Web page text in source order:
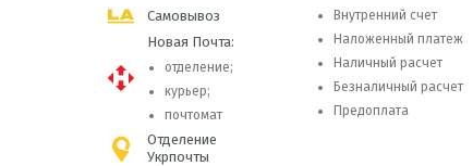
9*650 мм 9*1000 мм
Самовывоз
Новая Почта:
отделение;
курьер;
почтомат
Отделение
Укрпочты
Внутренний счет
Наложенный платеж
Наличный расчет
Безналичный расчет
Предоплата